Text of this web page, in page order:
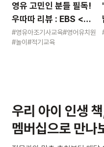
영유 고민인 분들 필독!
우따따 리뷰 : EBS <
영유아 사교육 보고서>
#영유아조기사교육#영어유치원
#놀이 #적기교육
우리 아이 인생
멤버십으로 만나